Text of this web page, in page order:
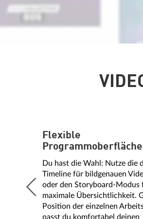
Flexible
Programmoberfläche
Du hast die Wahl: Nutze die
Timeline für bildgenauen
oder den Storyboard-Modus
maximale Übersichtlichkeit.
Position der einzelnen
passt du komfortabel deinen